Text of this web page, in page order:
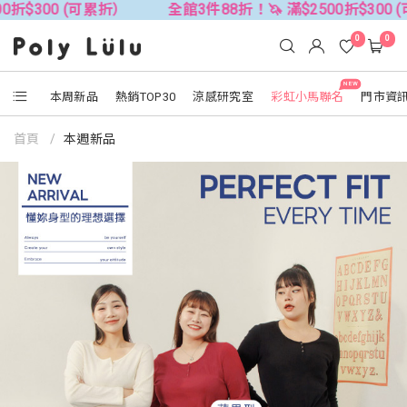
折） 全館3件88折！🦄 滿$2500折$300 (可累折）
本周新品 熱銷TOP30 涼感研究室
NEW
彩虹小馬聯名 門市資
0 0
首頁 本週新品